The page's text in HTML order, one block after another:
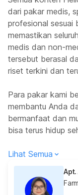
dari pakar medis,
profesional sesuai
memastikan
medis dan non-
tersebut berasal
riset terkini dan
Para pakar kami
membantu Anda
bermanfaat dan
bisa terus hidup
Lihat Semua